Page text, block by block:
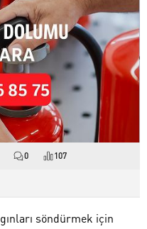
0 107
söndürmek için